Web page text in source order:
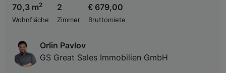
70,3 m2
Wohnfläche
2
Zimmer
€ 679,00
Bruttomiete
Orlin Pavlov
GS Great Sales Immobilien GmbH